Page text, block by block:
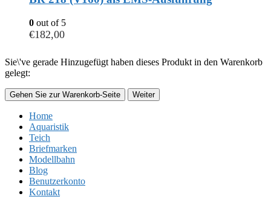
0 out of 5
€182,00
Sie\'ve gerade Hinzugefügt haben dieses Produkt in den Warenkorb
gelegt:
Gehen Sie zur Warenkorb-Seite Weiter
Home
Aquaristik
Teich
Briefmarken
Modellbahn
Blog
Benutzerkonto
Kontakt